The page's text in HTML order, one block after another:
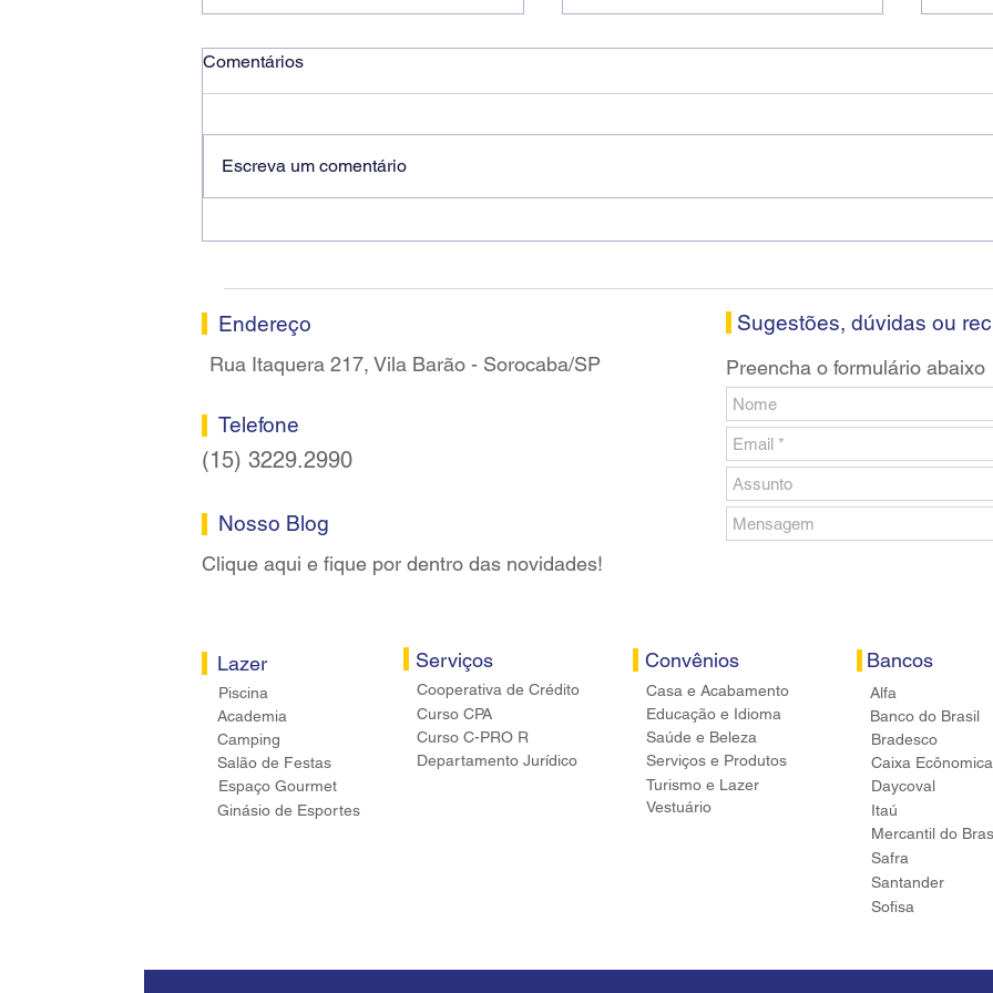
Comentários
Escreva um comentário
Endereço
Rua Itaquera 217, Vila Barão - Sorocaba/SP
Telefone
(15) 3229.2990
Nosso Blog
Clique aqui e fique por dentro das novidades!
Lazer
Piscina
Academia
Camping
Salão de Festas
Espaço Gourmet
Ginásio de Esportes
Serviços
Cooperativa de Crédito
Curso CPA
Curso C-PRO R
Departamento Jurídico
Sugestões, dúvidas ou
Preencha o formulário abaixo
Convênios
Casa e Acabamento
Educação e Idioma
Saúde e Beleza
Serviços e Produtos
Turismo e Lazer
Vestuário
Bancos
Alfa
Banco do Brasil
Bradesco
Caixa
Daycoval
Itaú
Mercantil do
Safra
Santander
Sofisa